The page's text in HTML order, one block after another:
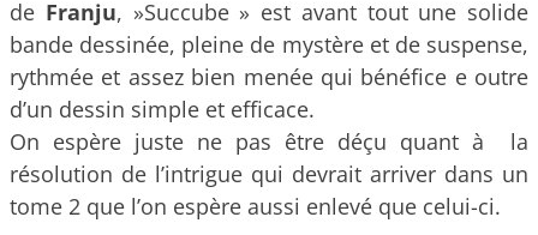
de Franju, »Succube » est avant tout une solide
bande dessinée, pleine de mystère et de suspense,
rythmée et assez bien menée qui bénéfice e outre
d’un dessin simple et efficace.
On espère juste ne pas être déçu quant à la
résolution de l’intrigue qui devrait arriver dans un
tome 2 que l’on espère aussi enlevé que celui-ci.